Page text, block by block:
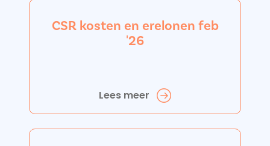
CSR kosten en erelonen feb
'26
Lees meer